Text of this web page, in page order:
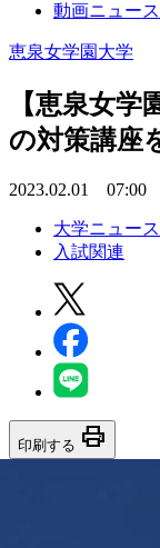
動画ニュース
恵泉女学園大学
【恵泉女
の対策講座
2023.02.01 07:00
大学ニュース
入試関連
印刷する print